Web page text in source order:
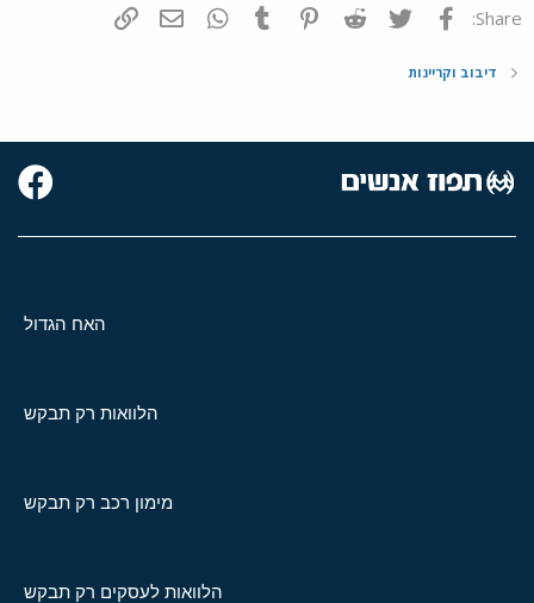
Share: פייסבוק Twitter
Reddit
Pinterest
Tumblr
WhatsAppדואר אלקטרוני
דיבוב וקריינות
האח הגדול
הלוואות רק תבקש
מימון רכב רק תבקש
הלוואות לעסקים רק תבקש